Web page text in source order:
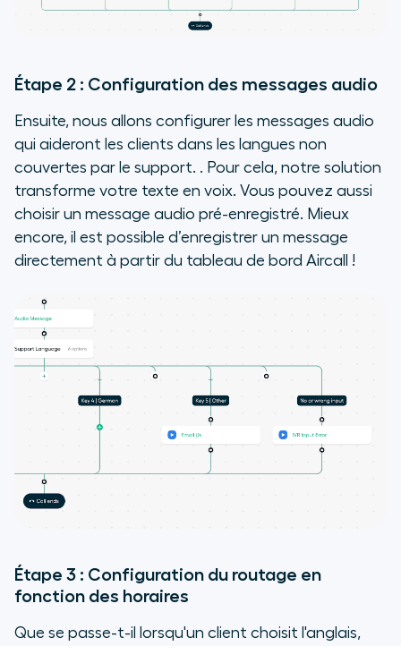
Étape 2 : Configuration des messages audio
Ensuite, nous allons configurer les messages audio
qui aideront les clients dans les langues non
couvertes par le support. . Pour cela, notre solution
transforme votre texte en voix. Vous pouvez aussi
choisir un message audio pré-enregistré. Mieux
encore, il est possible d’enregistrer un message
directement à partir du tableau de bord Aircall !
Étape 3 : Configuration du routage en
fonction des horaires
Que se passe-t-il lorsqu'un client choisit l'anglais,